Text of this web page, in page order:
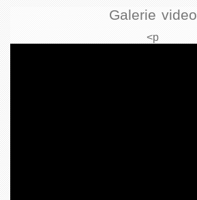
Galerie video
<p